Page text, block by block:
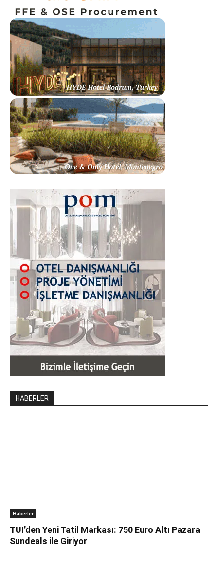
HABERLER
Haberler
TUI’den Yeni Tatil Markası: 750 Euro Altı Pazara
Sundeals ile Giriyor